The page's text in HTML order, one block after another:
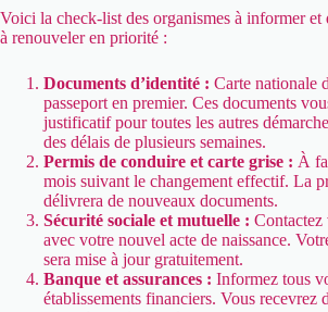
Voici la check-list des organismes à informer et
à renouveler en priorité :
Documents d’identité : Carte nationale
passeport en premier. Ces documents
justificatif pour toutes les autres
des délais de plusieurs semaines.
Permis de conduire et carte grise : À
mois suivant le changement effectif. La
délivrera de nouveaux documents.
Sécurité sociale et mutuelle :
avec votre nouvel acte de naissance.
sera mise à jour gratuitement.
Banque et assurances : Informez tous
établissements financiers. Vous recevrez